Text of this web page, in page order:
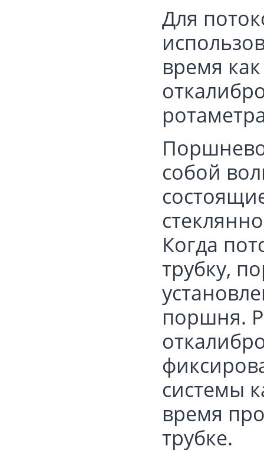
Для
время
собой
Когда
трубку,
поршня.
системы
время
трубке.